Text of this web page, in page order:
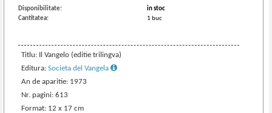
Disponibilitate:
in stoc
Cantitatea:
1 buc
Titlu: Il Vangelo (editie trilingva)
Editura:Societa del Vangela
An de aparitie: 1973
Nr. pagini: 613
Format: 12 x 17 cm